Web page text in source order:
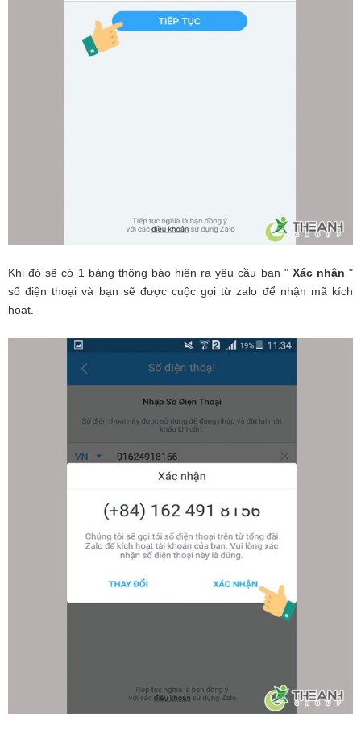
Khi đó sẽ có 1 bảng thông báo hiện ra yêu cầu bạn " Xác nhận "
số điện thoại và bạn sẽ được cuộc gọi từ zalo để nhận mã kích
hoạt.